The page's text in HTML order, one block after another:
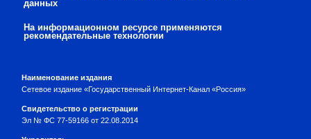
данных
На информационном ресурсе применяются
рекомендательные технологии
Наименование издания
Сетевое издание «Государственный Интернет-Канал «Россия»
Свидетельство о регистрации
Эл № ФС 77-59166 от 22.08.2014